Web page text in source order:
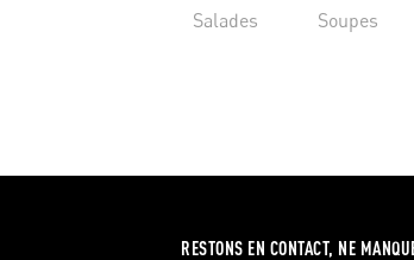
Salades Soupes
RESTONS EN CONTACT, NE